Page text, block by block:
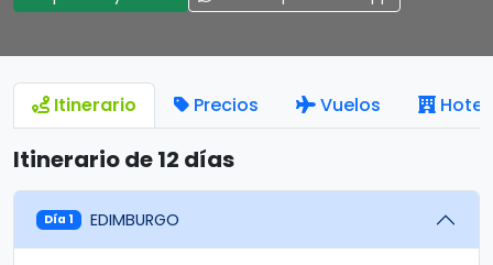
Itinerario Precios Vuelos
Itinerario de 12 días
Día 1 EDIMBURGO